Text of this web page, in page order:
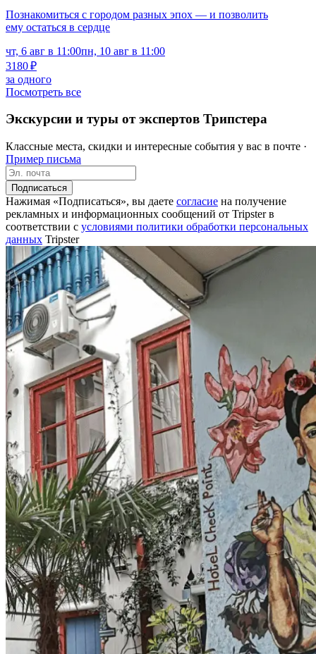
Познакомиться с городом разных эпох — и позволить
ему остаться в сердце
чт, 6 авг в 11:00пн, 10 авг в 11:00
3180 ₽
за одного
Посмотреть все
Экскурсии и туры от экспертов Трипстера
Классные места, скидки и интересные события у вас в почте ·
Пример письма
Подписаться
Нажимая «Подписаться», вы даете согласие на получение
рекламных и информационных сообщений от Tripster в
соответствии c условиями политики обработки персональных
данных Tripster